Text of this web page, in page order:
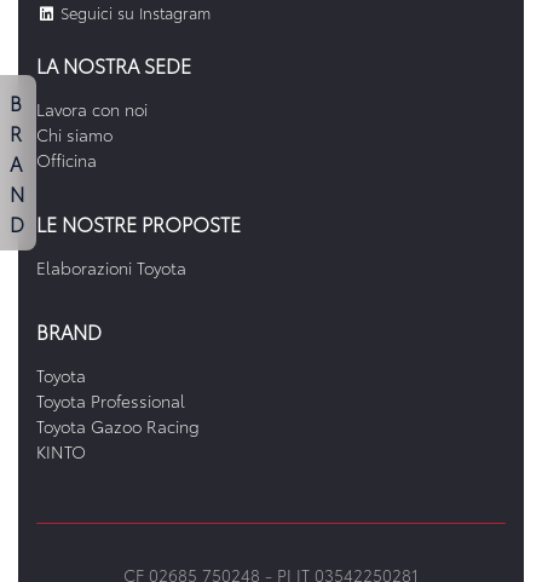
Seguici su Instagram
LA NOSTRA SEDE
Lavora con noi
Chi siamo
Officina
LE NOSTRE PROPOSTE
Elaborazioni Toyota
BRAND
Toyota
Toyota Professional
Toyota Gazoo Racing
KINTO
CF 02685 750248 - PI IT 03542250281
B
R
A
N
D